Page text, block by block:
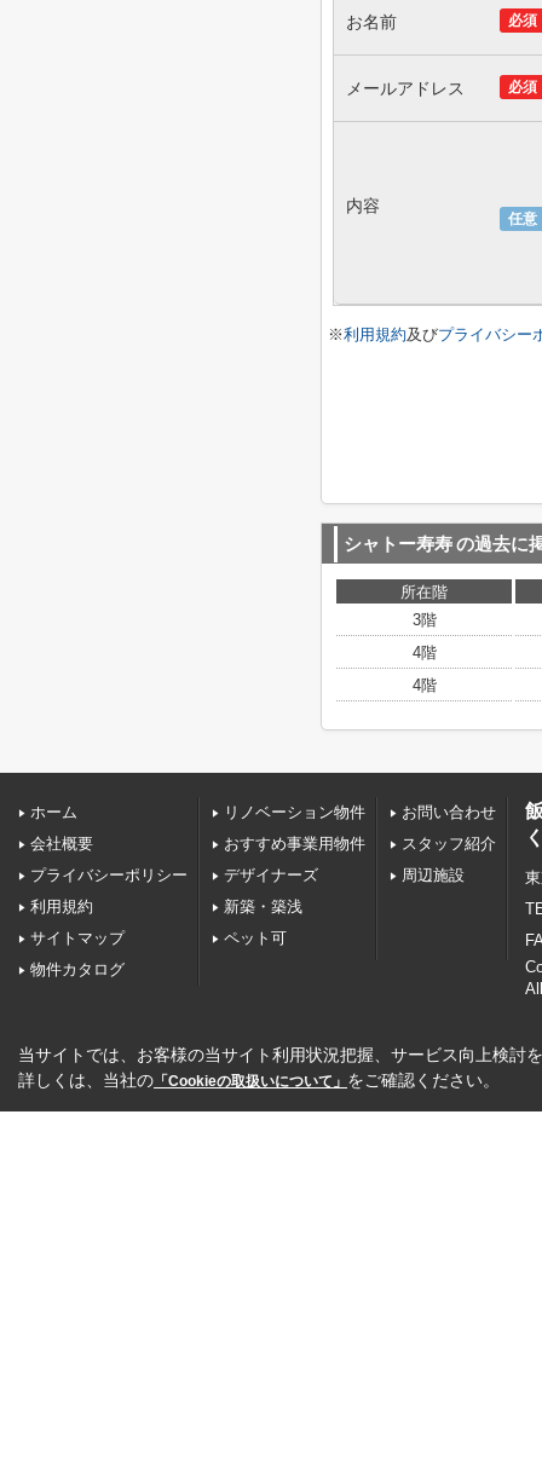
必須
お名前
必須
メールアドレス
任意
内容
※利用規約及びプライバシー
シャトー寿寿の過去に
所在階
3階
4階
4階
ホーム
会社概要
プライバシーポリシー
利用規約
サイトマップ
物件カタログ
リノベーション物件
おすすめ事業用物件
デザイナーズ
新築・築浅
ペット可
お問い合わせ
スタッフ紹介
周辺施設
当サイトでは、お客様の当サイト利用状況把握、サービス向上検討
詳しくは、当社の 「Cookieの取扱いについて」 をご確認ください。